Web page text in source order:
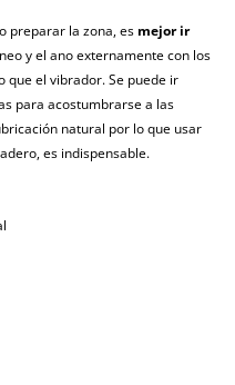
preparar la zona, es mejor ir
y el ano externamente con los
que el vibrador. Se puede ir
para acostumbrarse a las
natural por lo que usar
es indispensable.